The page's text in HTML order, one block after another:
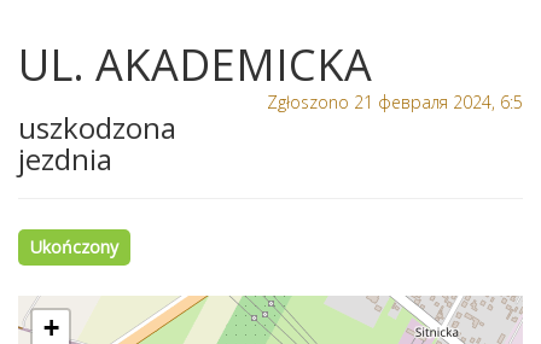
UL. AKADEMICKA
Zgłoszono 21 февраля 2024, 6:5
uszkodzona
jezdnia
Ukończony
+